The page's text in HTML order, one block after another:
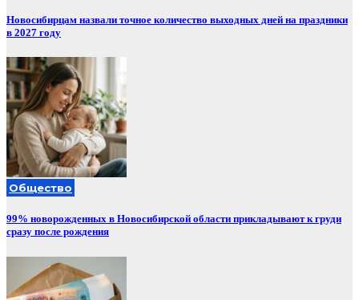
Новосибирцам назвали точное количество выходных дней на праздники
в 2027 году
Общество
99% новорожденных в Новосибирской области прикладывают к груди
сразу после рождения